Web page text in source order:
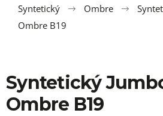
Syntetický
Ombre
Ombre B19
Syntetický
Ombre B19
e
b
e
t
e